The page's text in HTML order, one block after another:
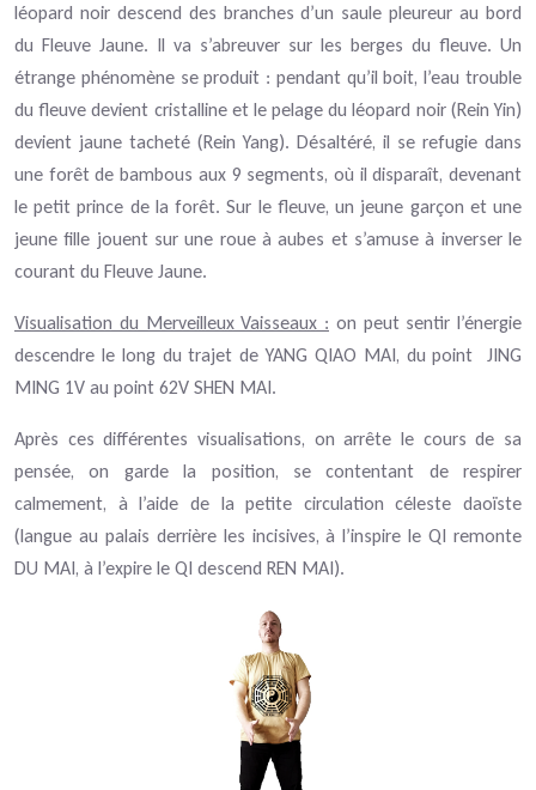
léopard noir descend des branches d’un saule pleureur au bord
du Fleuve Jaune. Il va s’abreuver sur les berges du fleuve. Un
étrange phénomène se produit : pendant qu’il boit, l’eau trouble
du fleuve devient cristalline et le pelage du léopard noir (Rein Yin)
devient jaune tacheté (Rein Yang). Désaltéré, il se refugie dans
une forêt de bambous aux 9 segments, où il disparaît, devenant
le petit prince de la forêt. Sur le fleuve, un jeune garçon et une
jeune fille jouent sur une roue à aubes et s’amuse à inverser le
courant du Fleuve Jaune.
Visualisation du Merveilleux Vaisseaux : on peut sentir l’énergie
descendre le long du trajet de YANG QIAO MAI, du point
JING
MING 1V au point 62V SHEN MAI.
Après ces différentes visualisations, on arrête le cours de sa
pensée, on garde la position, se contentant de respirer
calmement, à l’aide de la petite circulation céleste daoïste
(langue au palais derrière les incisives, à l’inspire le QI remonte
DU MAI, à l’expire le QI descend REN MAI).